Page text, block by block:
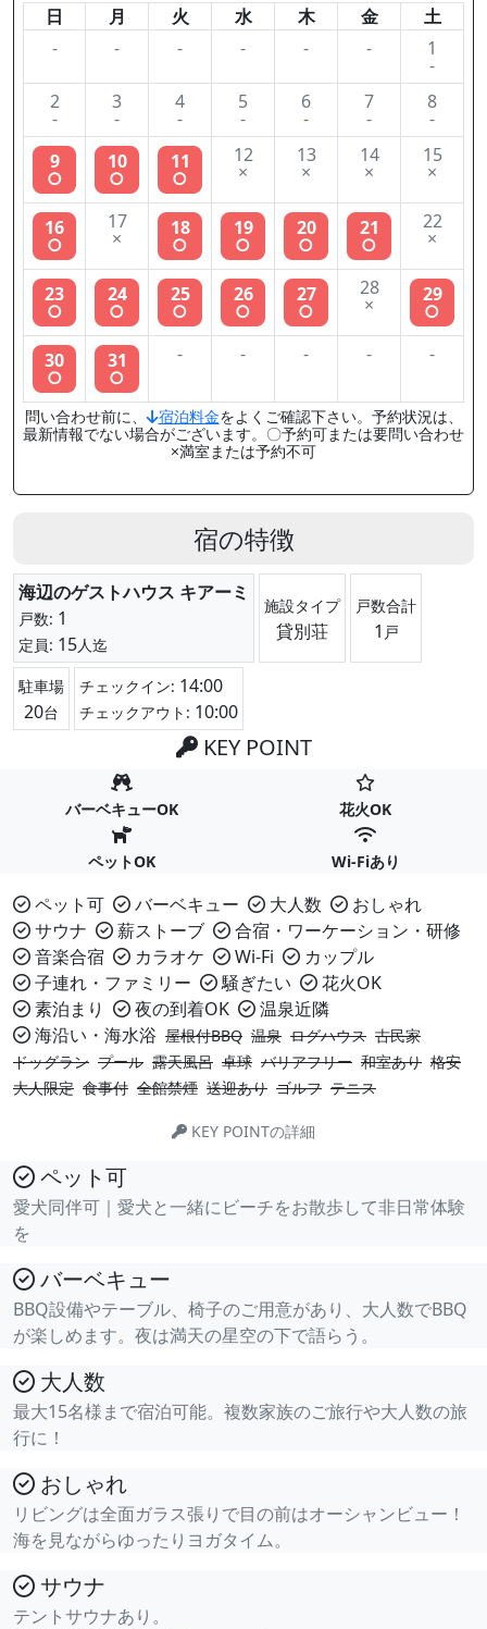
日 月 火 水 木 金
土
-
- - - - - 1
-
2
-
3
-
4
-
5
-
6
-
7
-
8
-
9
○
10
○
11
○
12
×
13
×
14
×
15
×
16
○
17
× 18
○
19
○
20
○
21
○
22
×
23
○
24
○
25
○
26
○
27
○
28
× 29
○
30
○
31
○
- - - - -
問い合わせ前に、 宿泊料金をよくご確認下さい。予約状況は、
最新情報でない場合がございます。〇予約可または要問い合わせ
×満室または予約不可
宿の特徴
海辺のゲストハウス キアーミ
戸数: 1
定員: 15人迄
施設タイプ
貸別荘
戸数合計
1 戸
駐車場
20台
チェックイン: 14:00
チェックアウト: 10:00
KEY POINT
バーベキューOK 花火OK
ペットOK Wi-Fiあり
ペット可 バーベキュー 大人数
おしゃれ
サウナ
薪ストーブ
合宿・ワーケーション・研修
音楽合宿
カラオケ Wi-Fi
カップル
子連れ・ファミリー
騒ぎたい
花火OK
素泊まり
夜の到着OK
温泉近隣
海沿い・海水浴 屋根付BBQ 温泉 ログハウス 古民家
ドッグラン プール 露天風呂 卓球 バリアフリー 和室あり 格安
大人限定 食事付 全館禁煙 送迎あり ゴルフ テニス
KEY POINTの詳細
ペット可
愛犬同伴可｜愛犬と一緒にビーチをお散歩して非日常体験
を
バーベキュー
BBQ設備やテーブル、椅子のご用意があり、大人数でBBQ
が楽しめます。夜は満天の星空の下で語らう。
大人数
最大15名様まで宿泊可能。複数家族のご旅行や大人数の旅
行に！
おしゃれ
リビングは全面ガラス張りで目の前はオーシャンビュー！
海を見ながらゆったりヨガタイム。
サウナ
テントサウナあり。